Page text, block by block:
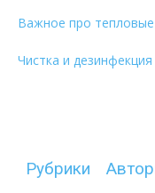
Важное про
Чистка и
Рубрики